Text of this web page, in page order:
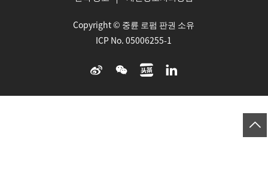
Copyright © 중륜 로펌 판권 소유
ICP No. 05006255-1